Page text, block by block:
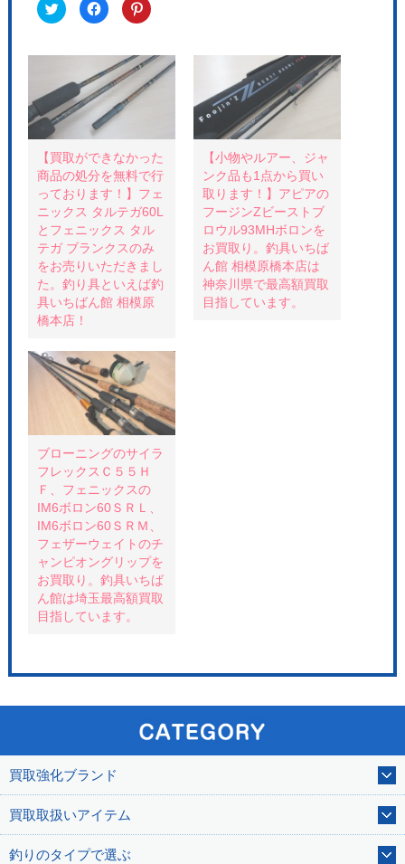
ク
リ
て
w
i
t
t
e
r
共
有
(
新
し
い
ウ
ィ
ン
ド
ウ
で
開
き
ま
す
F
a
o
o
k
で
共
有
す
る
は
ク
リ
ッ
ク
し
て
く
だ
さ
い
(
新
し
い
ド
ウ
で
開
き
ま
す
)
ク
リ
て
P
i
n
e
t
で
共
有
(
新
し
い
ウ
ィ
ン
ド
ウ
で
開
)
【買取ができなかった
商品の処分を無料で行
っております！】フェ
ニックス タルテガ60L
とフェニックス タル
テガ ブランクスのみ
をお売りいただきまし
た。釣り具といえば釣
具いちばん館 相模原
橋本店！
【小物やルアー、ジャ
ンク品も1点から買い
取ります！】アピアの
フージンZビーストブ
ロウル93MHボロンを
お買取り。釣具いちば
ん館 相模原橋本店は
神奈川県で最高額買取
目指しています。
ブローニングのサイラ
フレックスＣ５５Ｈ
Ｆ、フェニックスの
IM6ボロン60ＳＲＬ、
IM6ボロン60ＳＲＭ、
フェザーウェイトのチ
ャンピオングリップを
お買取り。釣具いちば
ん館は埼玉最高額買取
目指しています。
買取強化ブランド
買取取扱いアイテム
釣りのタイプで選ぶ